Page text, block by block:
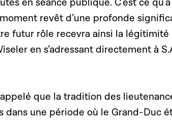
en séance publique. C'est ce
revêt d’une profonde
futur rôle recevra ainsi la
en s’adressant directement à
que la tradition des
dans une période où le Grand-Duc